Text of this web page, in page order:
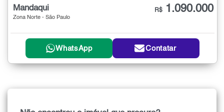
Mandaqui
Zona Norte - São Paulo
R$ 1.090.000
WhatsApp Contatar